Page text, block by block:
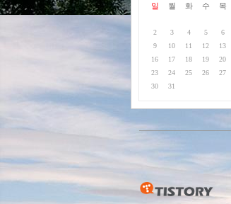
일 월 화 수 목
2
3 4 5 6
9
10 11 12 13
16
17 18 19 20
23
24 25 26 27
30
31